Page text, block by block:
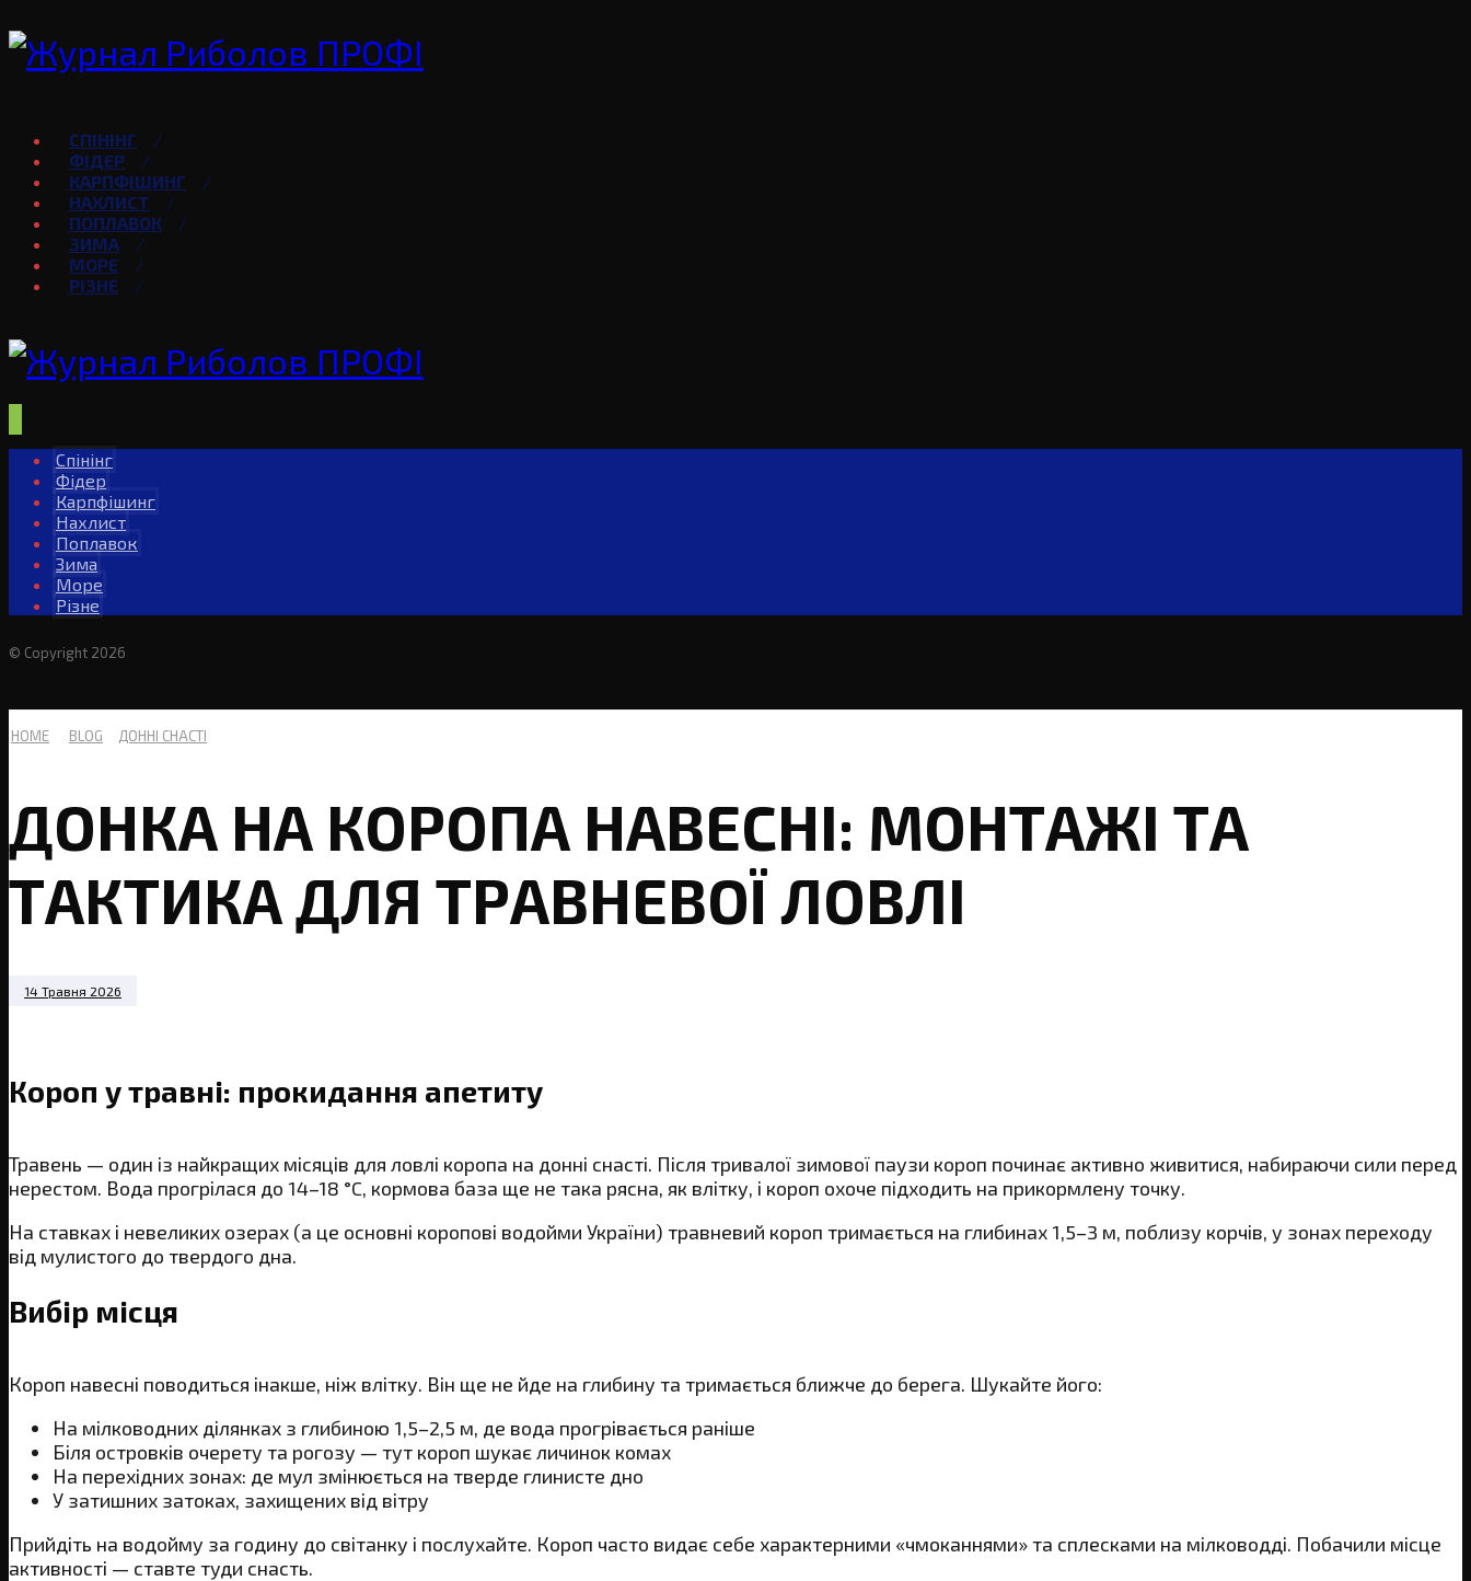
СПІНІНГ
ФІДЕР
КАРПФІШИНГ
НАХЛИСТ
ПОПЛАВОК
ЗИМА
МОРЕ
РІЗНЕ
Спінінг
Фідер
Карпфішинг
Нахлист
Поплавок
Зима
Море
Різне
© Copyright 2026
HOME BLOG ДОННІ СНАСТІ
ДОНКА НА КОРОПА НАВЕСНІ: МОНТАЖІ ТА
ТАКТИКА ДЛЯ ТРАВНЕВОЇ ЛОВЛІ
14 Травня 2026
Короп у травні: прокидання апетиту
Травень — один із найкращих місяців для ловлі коропа на донні снасті. Після тривалої зимової паузи короп починає активно живитися, набираючи сили перед
нерестом. Вода прогрілася до 14–18 °C, кормова база ще не така рясна, як влітку, і короп охоче підходить на прикормлену точку.
На ставках і невеликих озерах (а це основні коропові водойми України) травневий короп тримається на глибинах 1,5–3 м, поблизу корчів, у зонах переходу
від мулистого до твердого дна.
Вибір місця
Короп навесні поводиться інакше, ніж влітку. Він ще не йде на глибину та тримається ближче до берега. Шукайте його:
На мілководних ділянках з глибиною 1,5–2,5 м, де вода прогрівається раніше
Біля островків очерету та рогозу — тут короп шукає личинок комах
На перехідних зонах: де мул змінюється на тверде глинисте дно
У затишних затоках, захищених від вітру
Прийдіть на водойму за годину до світанку і послухайте. Короп часто видає себе характерними «чмоканнями» та сплесками на мілководді. Побачили місце
активності — ставте туди снасть.